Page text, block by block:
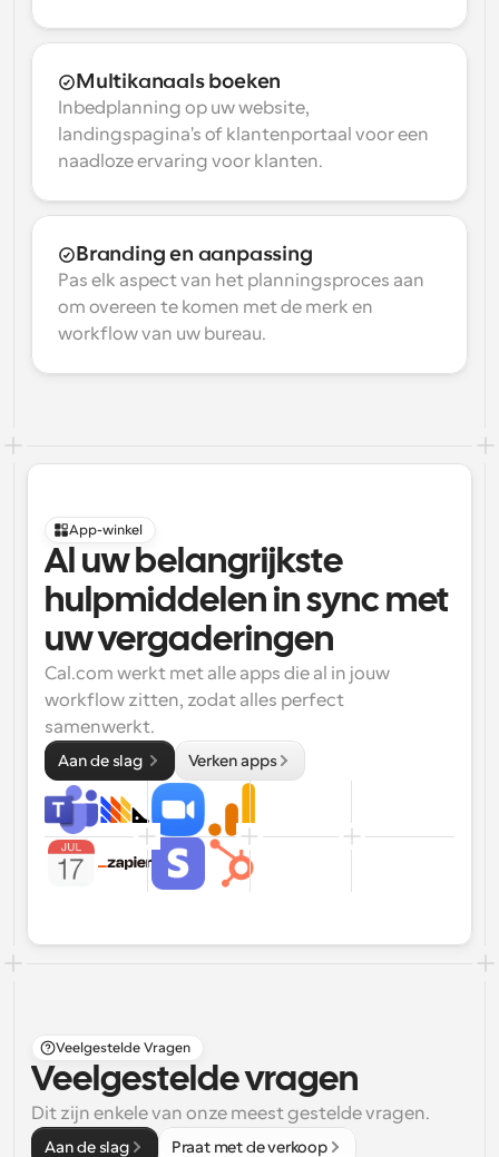
Multikanaals boeken
Inbedplanning op uw website,
landingspagina's of klantenportaal voor een
naadloze ervaring voor klanten.
Branding en aanpassing
Pas elk aspect van het planningsproces aan
om overeen te komen met de merk en
workflow van uw bureau.
App-winkel
Al uw belangrijkste
hulpmiddelen in sync met
uw vergaderingen
Cal.com werkt met alle apps die al in jouw
workflow zitten, zodat alles perfect
samenwerkt.
Aan de slag Verken apps
Veelgestelde Vragen
Veelgestelde vragen
Dit zijn enkele van onze meest gestelde vragen.
Aan de slag Praat met de verkoop